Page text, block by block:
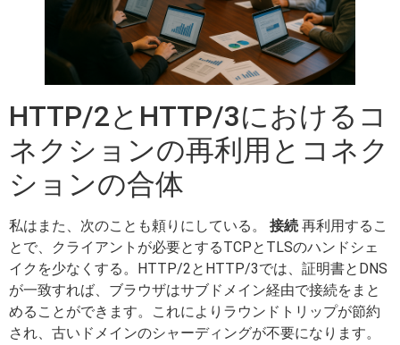
HTTP/2とHTTP/3におけるコ
ネクションの再利用とコネク
ションの合体
私はまた、次のことも頼りにしている。 接続 再利用するこ
とで、クライアントが必要とするTCPとTLSのハンドシェ
イクを少なくする。HTTP/2とHTTP/3では、証明書とDNS
が一致すれば、ブラウザはサブドメイン経由で接続をまと
めることができます。これによりラウンドトリップが節約
され、古いドメインのシャーディングが不要になります。